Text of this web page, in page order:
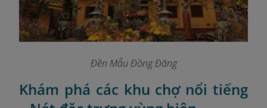
Đền Mẫu Đồng Đăng
Khám phá các khu chợ nổi tiếng